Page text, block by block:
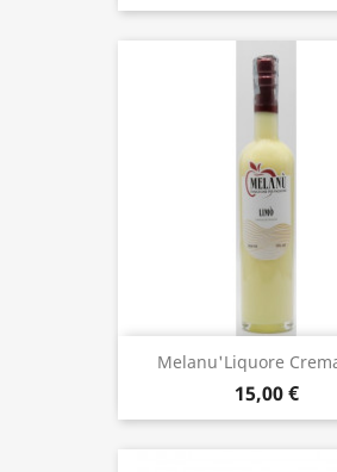
Melanu'Liquore
15,00 €